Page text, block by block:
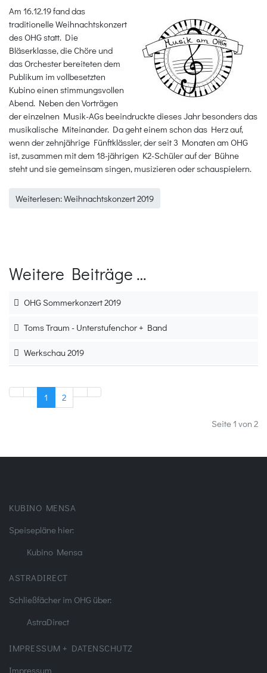
Am 16.12.19 fand das
traditionelle Weihnachtskonzert
des OHG statt. Die
Bläserklasse, die Chöre und
das Orchester bereiteten dem
Publikum im vollbesetzten
Kubino einen stimmungsvollen
Abend. Neben den Vorträgen
der einzelnen Musik-AGs beeindruckte dieses Jahr besonders das
musikalische Miteinander. Da geht einem schon das Herz auf,
wenn der zehnjährige Fünftklässler, der seit 3 Monaten am OHG
ist, zusammen mit dem 18-jährigen K2-Schüler auf der Bühne
steht und sie gemeinsam singen, musizieren oder schauspielern.
Weiterlesen: Weihnachtskonzert 2019
Weitere Beiträge …
OHG Sommerkonzert 2019
Toms Traum - Unterstufenchor + Band
Werkschau 2019
1 2
Seite 1 von 2
KUBINO MENSA
Speisepläne hier:
Kubino Mensa
ASTRADIRECT
Schließfächer im OHG über:
AstraDirect
IMPRESSUM + DATENSCHUTZ
Impressum